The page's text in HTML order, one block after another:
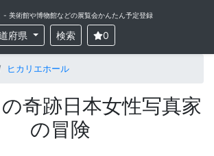
- 美術館や博物館などの展覧会かんたん予定登録
府県 検索 0
ヒカリエホール
奇跡日本女性写真家
の冒険